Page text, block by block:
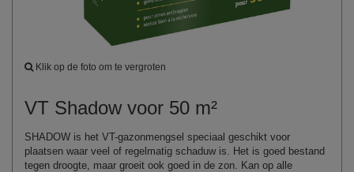
Klik op de foto om te vergroten
VT Shadow voor 50 m²
SHADOW is het VT-gazonmengsel speciaal geschikt voor
plaatsen waar veel of regelmatig schaduw is. Het is goed bestand
tegen droogte, maar groeit ook goed in de zon. Kan op alle